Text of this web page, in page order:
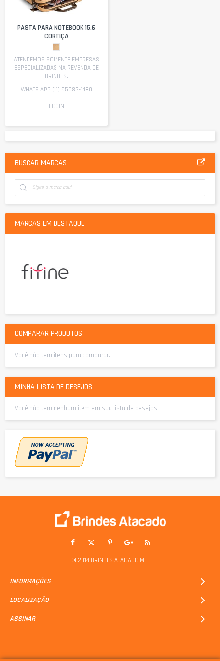
PASTA PARA NOTEBOOK 15.6
CORTIÇA
ATENDEMOS SOMENTE EMPRESAS
ESPECIALIZADAS NA REVENDA DE
BRINDES.
WHATS APP (11) 95082-1480
LOGIN
BUSCAR MARCAS
MARCAS EM DESTAQUE
COMPARAR PRODUTOS
Você não tem itens para comparar.
MINHA LISTA DE DESEJOS
Você não tem nenhum item em sua lista de desejos.
© 2014 BRINDES ATACADO ME.
INFORMAÇÕES
LOCALIZAÇÃO
ASSINAR